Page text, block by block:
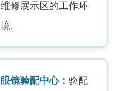
维修展示区的工作环
境。
眼镜验配中心： 验配